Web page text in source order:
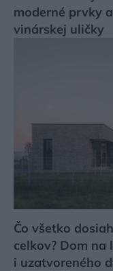
moderné prvky
vinárskej uličky
Čo všetko
celkov? Dom na
i uzatvoreného